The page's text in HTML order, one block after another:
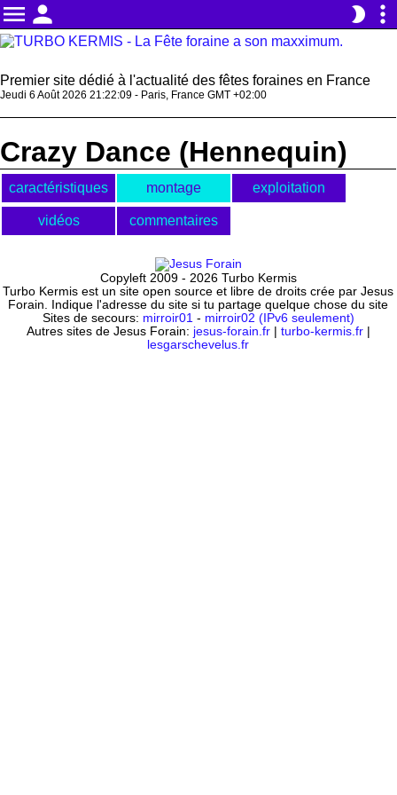
menu person brightness_2 more_vert
Premier site dédié à l'actualité des fêtes foraines en France
Jeudi 6 Août 2026 21:22:09 - Paris, France GMT +02:00
Crazy Dance (Hennequin)
caractéristiques montage exploitation
vidéos commentaires
Copyleft 2009 - 2026 Turbo Kermis
Turbo Kermis est un site open source et libre de droits crée par Jesus
Forain. Indique l'adresse du site si tu partage quelque chose du site
Sites de secours: mirroir01 - mirroir02 (IPv6 seulement)
Autres sites de Jesus Forain: jesus-forain.fr| turbo-kermis.fr|
lesgarschevelus.fr